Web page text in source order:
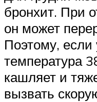
бронхит. При
он может
Поэтому,
температура
кашляет и
вызвать